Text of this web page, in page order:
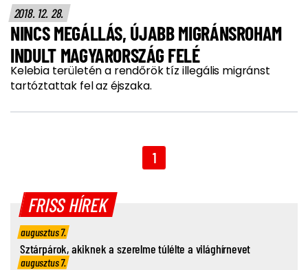
2018. 12. 28.
NINCS MEGÁLLÁS, ÚJABB MIGRÁNSROHAM
INDULT MAGYARORSZÁG FELÉ
Kelebia területén a rendőrök tíz illegális migránst
tartóztattak fel az éjszaka.
1
FRISS HÍREK
augusztus 7.
Sztárpárok, akiknek a szerelme túlélte a világhírnevet
augusztus 7.